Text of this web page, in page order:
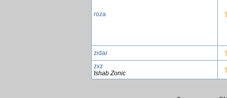
roza
zidar
zxz
Ishab Zonic